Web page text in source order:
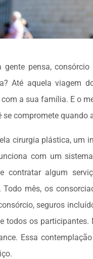
pensa,
Até aquela viagem
a sua família. E o
compromete
cirurgia plástica, um
com um
contratar algum
mês, os
seguros
todos os
Essa